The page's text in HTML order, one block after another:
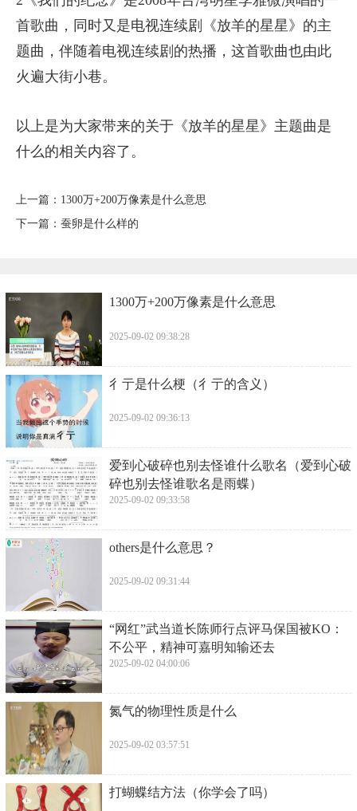
首歌曲，同时又是电视连续剧《放羊的星星》的主
题曲，伴随着电视连续剧的热播，这首歌曲也由此
火遍大街小巷。
以上是为大家带来的关于《放羊的星星》主题曲是
什么的相关内容了。
上一篇： ​1300万+200万像素是什么意思
下一篇： ​蚕卵是什么样的
​1300万+200万像素是什么意思
2025-09-02 09:38:28
​彳亍是什么梗（彳亍的含义）
2025-09-02 09:36:13
​爱到心破碎也别去怪谁什么歌名（爱到心破
碎也别去怪谁歌名是雨蝶）
2025-09-02 09:33:58
​others是什么意思？
2025-09-02 09:31:44
​“网红”武当道长陈师行点评马保国被KO：
不公平，精神可嘉明知输还去
2025-09-02 04:00:06
​氮气的物理性质是什么
2025-09-02 03:57:51
​打蝴蝶结方法（你学会了吗）